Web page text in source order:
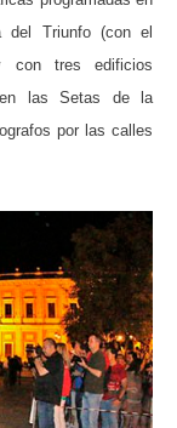
Triunfo (con el
con tres edificios
en las Setas de la
por las calles